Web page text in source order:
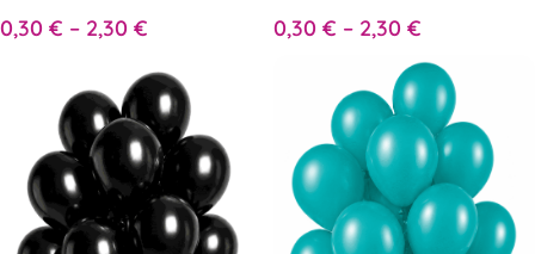
0,30 € – 2,30 €
0,30 € – 2,30 €